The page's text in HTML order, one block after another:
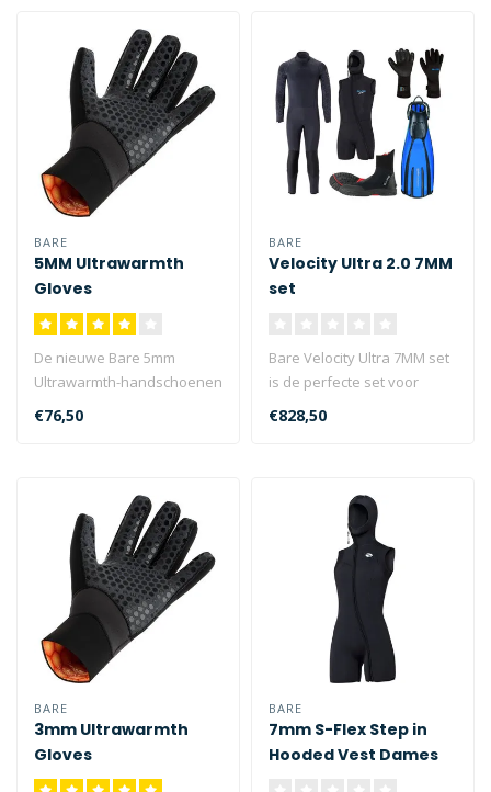
BARE
5MM Ultrawarmth
Gloves
De nieuwe Bare 5mm
Ultrawarmth-handschoenen
zijn voorzien van Low Loft
Ultrawarm..
€76,50
BARE
Velocity Ultra 2.0 7MM
set
Bare Velocity Ultra 7MM set
is de perfecte set voor
diegene die in koudere
water..
€828,50
BARE
3mm Ultrawarmth
Gloves
BARE
7mm S-Flex Step in
Hooded Vest Dames